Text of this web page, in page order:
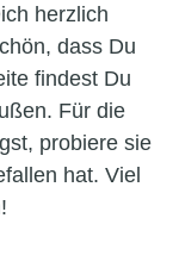
herzlich
dass Du
findest Du
Für die
probiere sie
hat. Viel